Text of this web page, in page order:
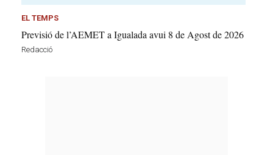
EL TEMPS
Previsió de l’AEMET a Igualada avui 8 de Agost de 2026
Redacció